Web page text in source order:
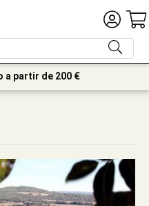
partir de 200 €